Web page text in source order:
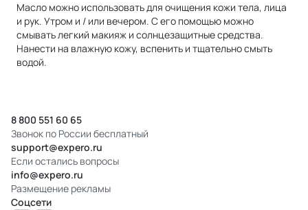
Масло можно использовать для очищения кожи тела, лица
и рук. Утром и / или вечером. С его помощью можно
смывать легкий макияж и солнцезащитные средства.
Нанести на влажную кожу, вспенить и тщательно смыть
водой.
8 800 551 60 65
Звонок по России бесплатный
support@expero.ru
Если остались вопросы
info@expero.ru
Размещение рекламы
Соцсети